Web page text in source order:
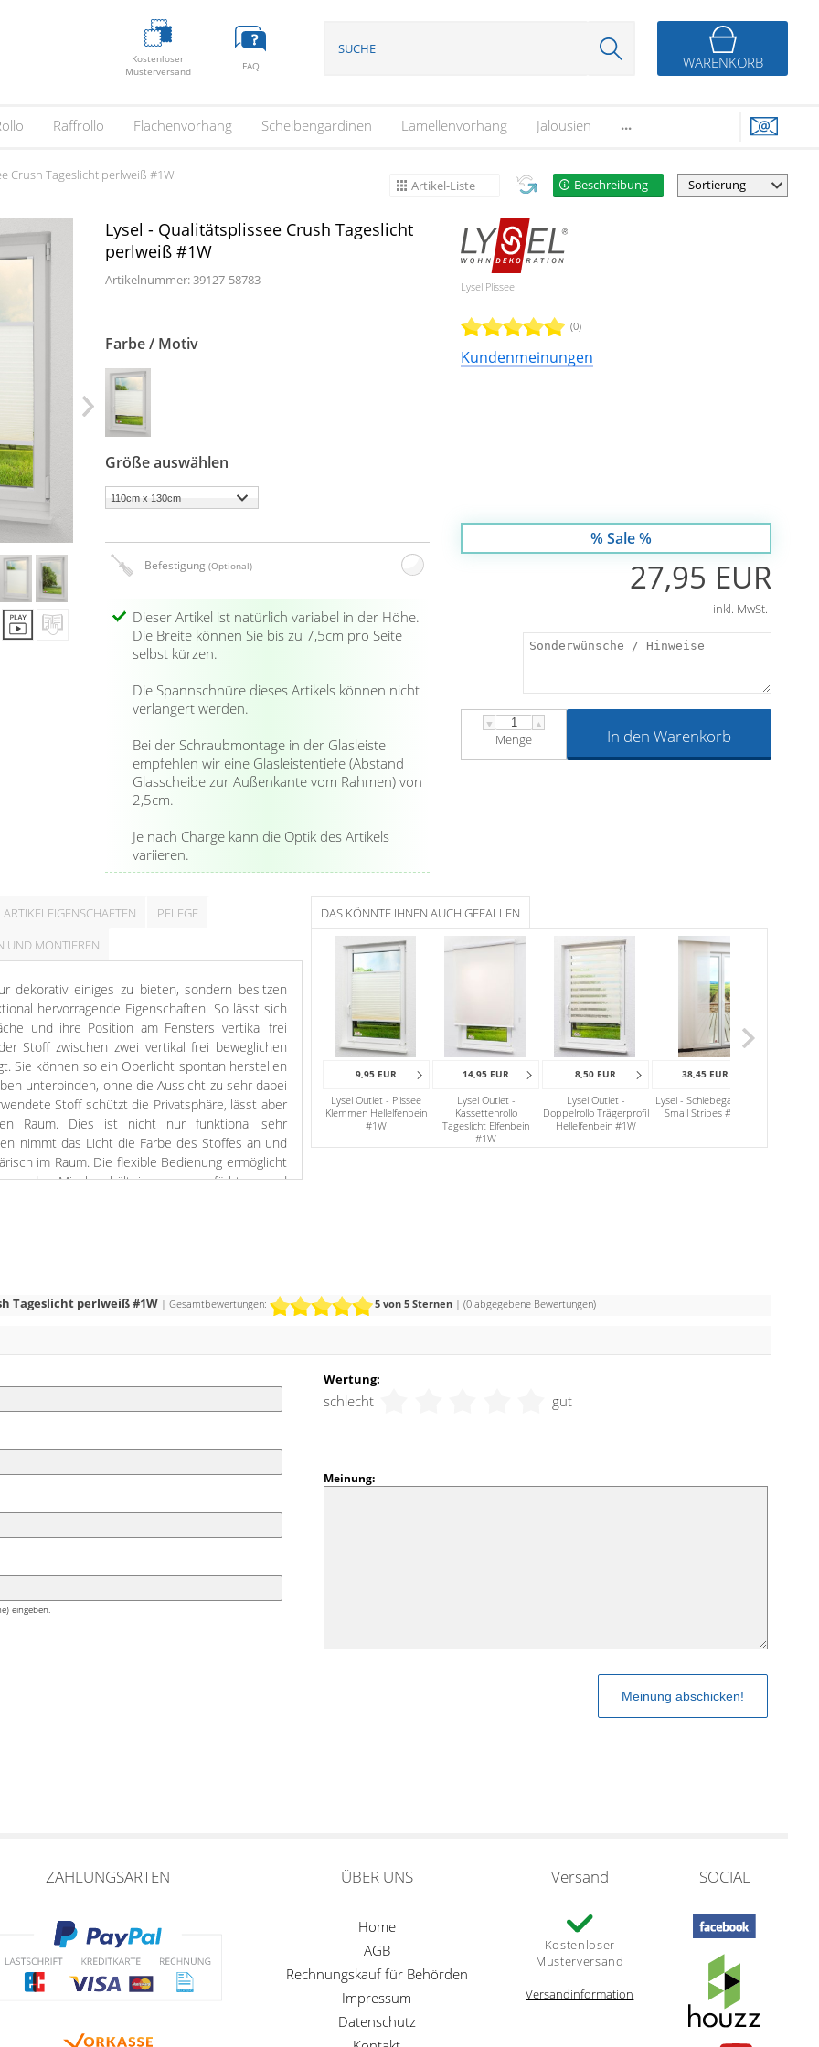
Kostenloser
Musterversand
FAQ WARENKORB
Raffrollo Flächenvorhang Scheibengardinen Lamellenvorhang Jalousien ...
Crush Tageslicht perlweiß #1W
Artikel-Liste Beschreibung
Lysel - Qualitätsplissee Crush Tageslicht
perlweiß #1W
Artikelnummer: 39127-58783
Farbe / Motiv
Größe auswählen
Befestigung (Optional)
Dieser Artikel ist natürlich variabel in der Höhe.
Die Breite können Sie bis zu 7,5cm pro Seite
selbst kürzen.
Die Spannschnüre dieses Artikels können nicht
verlängert werden.
Bei der Schraubmontage in der Glasleiste
empfehlen wir eine Glasleistentiefe (Abstand
Glasscheibe zur Außenkante vom Rahmen) von
2,5cm.
Je nach Charge kann die Optik des Artikels
variieren.
Lysel Plissee
(0)
Kundenmeinungen
% Sale %
27,95 EUR
inkl. MwSt.
▼ ▲
Menge In den Warenkorb
ARTIKELEIGENSCHAFTEN
PFLEGE
UND MONTIEREN
dekorativ einiges zu bieten, sondern besitzen
hervorragende Eigenschaften. So lässt sich
und ihre Position am Fensters vertikal frei
Stoff zwischen zwei vertikal frei beweglichen
Sie können so ein Oberlicht spontan herstellen
unterbinden, ohne die Aussicht zu sehr dabei
Stoff schützt die Privatsphäre, lässt aber
Raum. Dies ist nicht nur funktional sehr
nimmt das Licht die Farbe des Stoffes an und
im Raum. Die flexible Bedienung ermöglicht
des Mischverhältnisses von gefärbtem und
festschrauben müssen. Optional können
bietet Perlweiß als Farbe. Der Ton wirkt
und ist mit beinahe allen Einrichtungsstilen
DAS KÖNNTE IHNEN AUCH GEFALLEN
9,95 EUR
Lysel Outlet - Plissee
Klemmen Hellelfenbein
#1W
14,95 EUR
Lysel Outlet -
Kassettenrollo
Tageslicht Elfenbein
#1W
8,50 EUR
Lysel Outlet -
Doppelrollo Trägerprofil
Hellelfenbein #1W
38,45 EUR
Lysel - Schiebegardine
Small Stripes #1W
Tageslicht perlweiß #1W| Gesamtbewertungen: 5 von 5 Sternen | (0 abgegebene Bewertungen)
Wertung:
schlecht gut
Meinung:
eingeben.
ZAHLUNGSARTEN ÜBER UNS
Home
AGB
Rechnungskauf für Behörden
Impressum
Datenschutz
Versand
Kostenloser
Musterversand
Versandinformation
SOCIAL